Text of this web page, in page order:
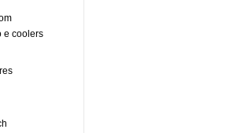
e coolers